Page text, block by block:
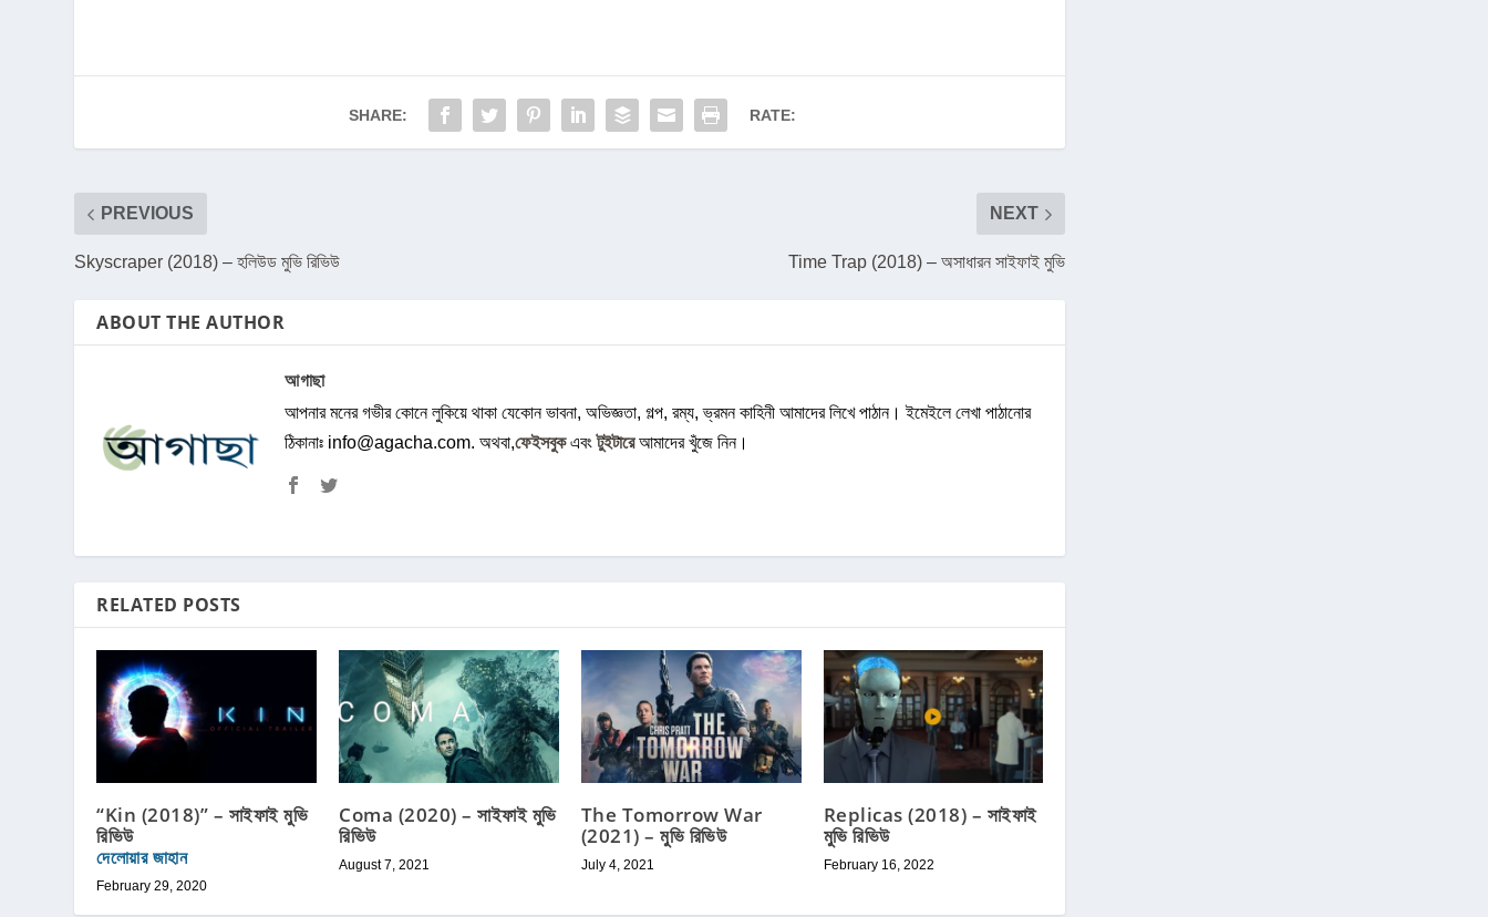
SHARE: RATE:
PREVIOUS
Skyscraper (2018) – হলিউড মুভি রিভিউ
NEXT
Time Trap (2018) – অসাধারন সাইফাই মুভি
ABOUT THE AUTHOR
আগাছা
আপনার মনের গভীর কোনে লুকিয়ে থাকা যেকোন ভাবনা, অভিজ্ঞতা, গল্প, রম্য, ভ্রমন কাহিনী আমাদের লিখে পাঠান। ইমেইলে লেখা পাঠানোর
ঠিকানাঃ info@agacha.com. অথবা,ফেইসবুকএবংটুইটারেআমাদের খুঁজে নিন।
RELATED POSTS
“Kin (2018)” – সাইফাই মুভি
রিভিউ
দেলোয়ার জাহান
February 29, 2020
Coma (2020) – সাইফাই মুভি
রিভিউ
August 7, 2021
The Tomorrow War
(2021) – মুভি রিভিউ
July 4, 2021
Replicas (2018) – সাইফাই
মুভি রিভিউ
February 16, 2022